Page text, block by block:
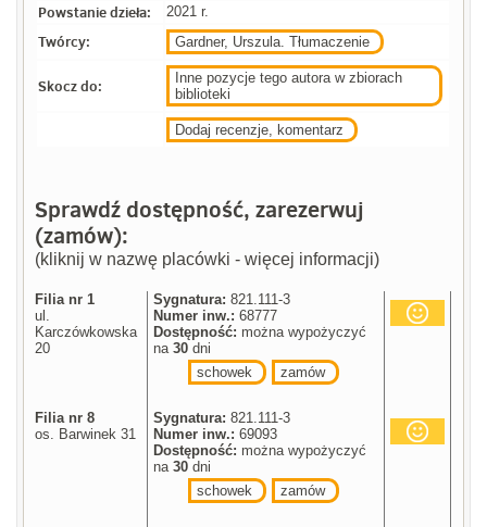
Powstanie dzieła: 2021 r.
Twórcy: Gardner, Urszula. Tłumaczenie
Skocz do:
Inne pozycje tego autora w zbiorach
biblioteki
Dodaj recenzje, komentarz
Sprawdź dostępność, zarezerwuj
(zamów):
(kliknij w nazwę placówki - więcej informacji)
Filia nr 1
ul.
Karczówkowska
20
Sygnatura: 821.111-3
Numer inw.: 68777
Dostępność: można wypożyczyć
na30 dni
schowek
zamów
Filia nr 8
os. Barwinek 31
Sygnatura: 821.111-3
Numer inw.: 69093
Dostępność: można wypożyczyć
na30 dni
schowek
zamów